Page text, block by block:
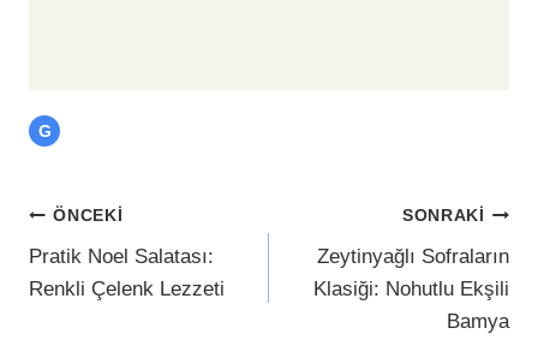
G
ÖNCEKI
Pratik Noel Salatası:
Renkli Çelenk Lezzeti
SONRAKI
Zeytinyağlı Sofraların
Klasiği: Nohutlu Ekşili
Bamya